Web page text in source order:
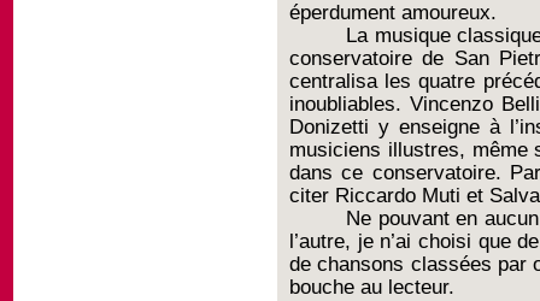
éperdument amoureux.
La musique
conservatoire de San
centralisa les quatre
inoubliables. Vincenzo
Donizetti y enseigne à
musiciens illustres, même
dans ce conservatoire.
citer Riccardo Muti et
Ne pouvant en
l’autre, je n’ai choisi que
de chansons classées par
bouche au lecteur.